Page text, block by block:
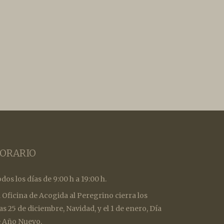
los días de 9:00 h a 19:00 h.
Oficina de Acogida al Peregrino cierra los
25 de diciembre, Navidad, y el 1 de enero, Día
Año Nuevo.